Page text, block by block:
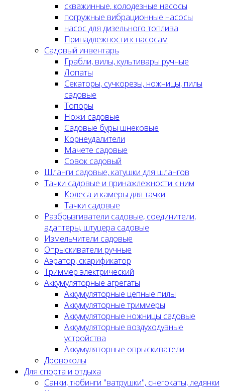
скважинные, колодезные насосы
погружные вибрационные насосы
насос для дизельного топлива
Принадлежности к насосам
Садовый инвентарь
Грабли, вилы, культивары ручные
Лопаты
Секаторы, сучкорезы, ножницы, пилы
садовые
Топоры
Ножи садовые
Садовые буры шнековые
Корнеудалители
Мачете садовые
Совок садовый
Шланги садовые, катушки для шлангов
Тачки садовые и принажлежности к ним
Колеса и камеры для тачки
Тачки садовые
Разбрызгиватели садовые, соединители,
адаптеры, штуцера садовые
Измельчители садовые
Опрыскиватели ручные
Аэратор, скарификатор
Триммер электрический
Аккумуляторные агрегаты
Аккумуляторные цепные пилы
Аккумуляторные триммеры
Аккумуляторные ножницы садовые
Аккумуляторные воздуходувные
устройства
Аккумуляторные опрыскиватели
Дровоколы
Для спорта и отдыха
Санки, тюбинги "ватрушки", снегокаты, ледянки